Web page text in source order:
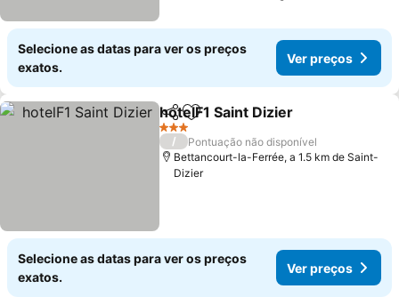
Selecione as datas para ver os preços
exatos.
Ver preços
PartilharAdicionar aos favoritos
hotelF1 Saint Dizier
3 Estrelas
/
Pontuação não disponível
Bettancourt-la-Ferrée, a 1.5 km de Saint-
Dizier
Selecione as datas para ver os preços
exatos.
Ver preços